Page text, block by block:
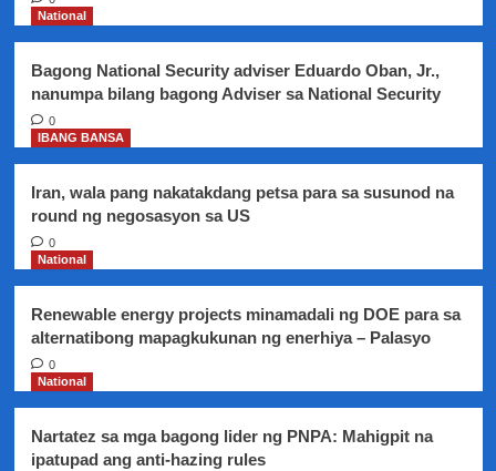
National
Bagong National Security adviser Eduardo Oban, Jr.,
nanumpa bilang bagong Adviser sa National Security
0
IBANG BANSA
Iran, wala pang nakatakdang petsa para sa susunod na
round ng negosasyon sa US
0
National
Renewable energy projects minamadali ng DOE para sa
alternatibong mapagkukunan ng enerhiya – Palasyo
0
National
Nartatez sa mga bagong lider ng PNPA: Mahigpit na
ipatupad ang anti-hazing rules